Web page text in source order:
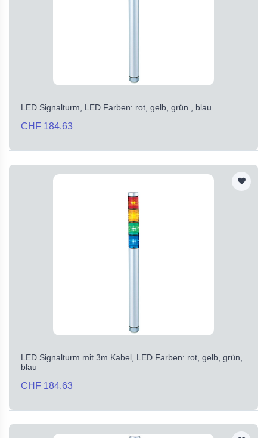
LED Signalturm, LED Farben: rot, gelb, grün , blau
CHF 184.63
LED Signalturm mit 3m Kabel, LED Farben: rot, gelb, grün,
blau
CHF 184.63